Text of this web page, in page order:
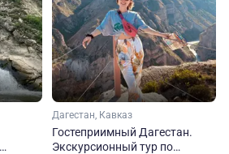
Дагестан, Кавказ
Гостеприимный Дагестан.
Экскурсионный тур по